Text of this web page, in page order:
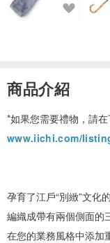
商品介紹
*如果您需要禮物，請在
www.iichi.com/
孕育了江戶“別緻”文化
編織成帶有兩個側面的
在您的業務風格中添加